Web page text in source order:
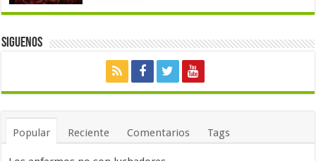
Siguenos
Popular Reciente Comentarios Tags